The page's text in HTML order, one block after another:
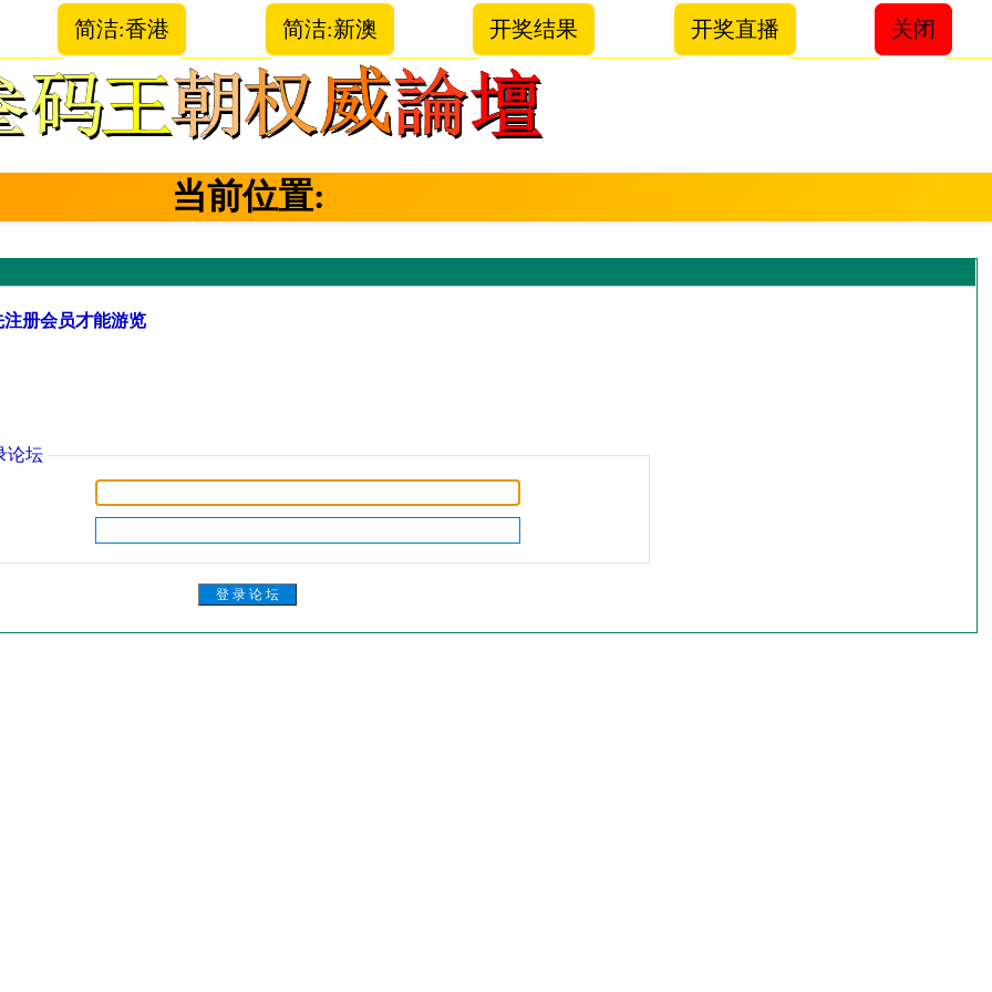
简洁:香港 简洁:新澳 开奖结果 开奖直播 关闭
当前位置:
册会员才能游览
论坛